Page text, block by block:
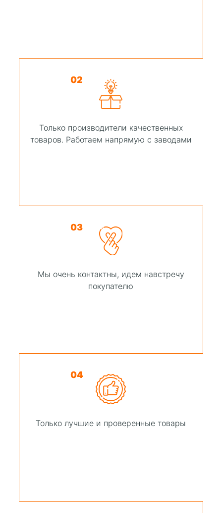
02
Только производители качественных
товаров. Работаем напрямую с заводами
03
Мы очень контактны, идем навстречу
покупателю
04
Только лучшие и проверенные товары